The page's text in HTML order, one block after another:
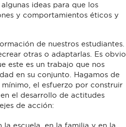
ideas para que los
y comportamientos éticos y
de nuestros estudiantes.
otras o adaptarlas. Es obvio
este es un trabajo que nos
en su conjunto. Hagamos de
el esfuerzo por construir
el desarrollo de actitudes
de acción:
la escuela, en la familia y en la